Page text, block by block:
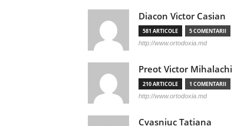
Diacon Victor Casian
581 ARTICOLE 5 COMENTARII
http://www.ortodoxia.md
Preot Victor Mihalachi
210 ARTICOLE 1 COMENTARII
http://www.ortodoxia.md
Cvasniuc Tatiana